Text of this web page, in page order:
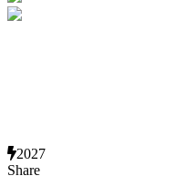
2027
Share